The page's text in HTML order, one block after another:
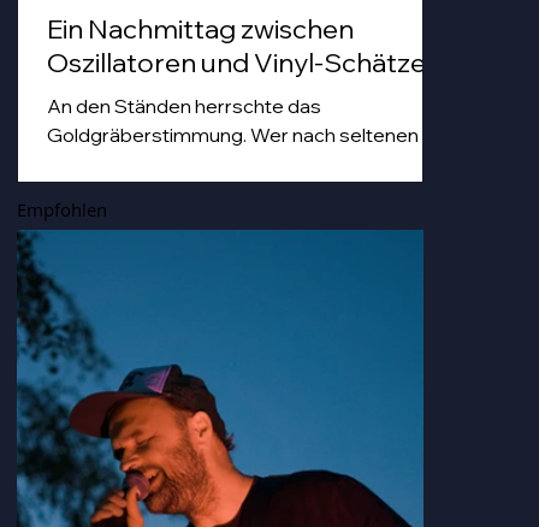
Ein Nachmittag zwischen
Oszillatoren und Vinyl-Schätzen
An den Ständen herrschte das
Goldgräberstimmung. Wer nach seltenen
bei der Freilegung von Troja kennt. Von
Hop-und japanischen Idol-Platten, die so
nostalgisch und gleichzeitig erfrischend
klangen, dass man sich darin hätte duschen
können.
Empfohlen